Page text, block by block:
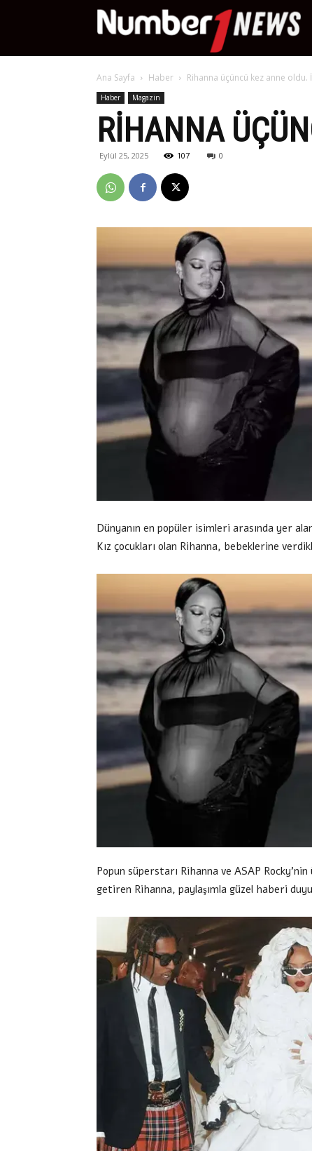
Ana Sayfa Haber Rihanna üçüncü kez anne oldu.
Haber Magazin
RIHANNA
Eylül 25, 2025 107 0
Dünyanın en popüler isimleri arasında yer
Kız çocukları olan Rihanna, bebeklerine
Popun süperstarı Rihanna ve ASAP
getiren Rihanna, paylaşımla güzel haberi